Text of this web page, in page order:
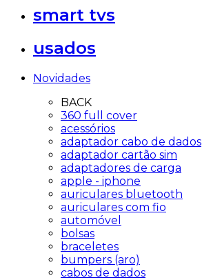
smart tvs
usados
Novidades
BACK
360 full cover
acessórios
adaptador cabo de dados
adaptador cartão sim
adaptadores de carga
apple - iphone
auriculares bluetooth
auriculares com fio
automóvel
bolsas
braceletes
bumpers (aro)
cabos de dados